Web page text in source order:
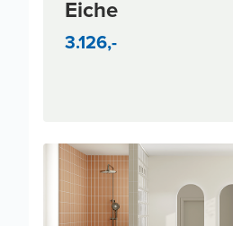
Eiche
3.126,-